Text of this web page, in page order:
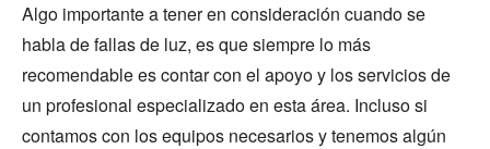
Algo importante a tener en consideración cuando se
habla de fallas de luz, es que siempre lo más
recomendable es contar con el apoyo y los servicios de
un profesional especializado en esta área. Incluso si
contamos con los equipos necesarios y tenemos algún